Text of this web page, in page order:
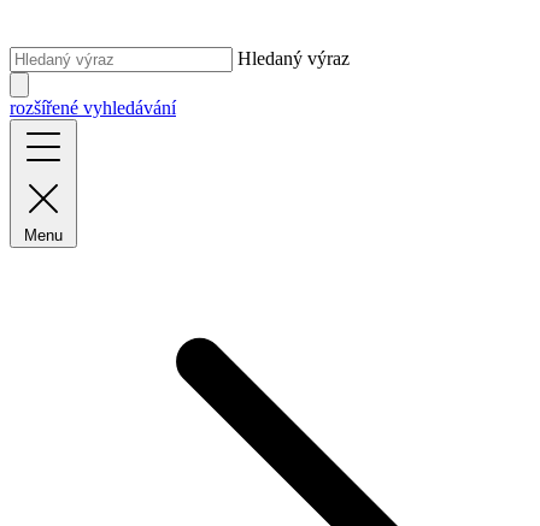
Hledaný výraz
rozšířené vyhledávání
Menu